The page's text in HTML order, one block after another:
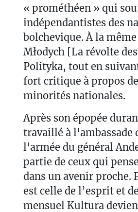
« prométhéen » qui
indépendantistes des
bolchevique. À la
Młodych [La révolte
Polityka, tout en
fort critique à propos
minorités nationales.
Après son épopée
travaillé à l'ambassade
l'armée du général
partie de ceux qui
dans un avenir proche.
est celle de l’esprit et
mensuel Kultura